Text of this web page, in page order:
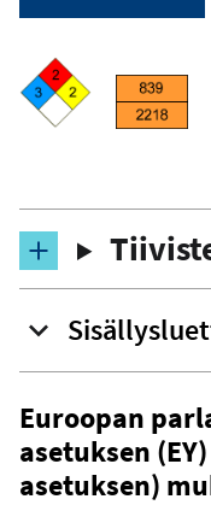
Euroopan
asetuksen
asetuksen)